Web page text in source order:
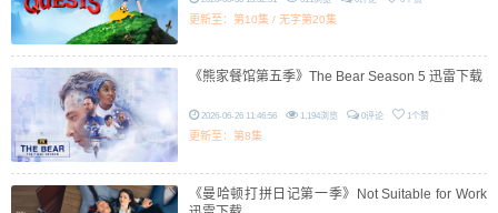
更新至：第10集 / 无字第20集
《熊家餐馆第五季》The Bear Season 5 迅雷下载
2026-06-26 11:46:56 1,194浏览 0评论 1个赞
更新至：第8集
《曼哈顿打拼日记第一季》Not Suitable for Work